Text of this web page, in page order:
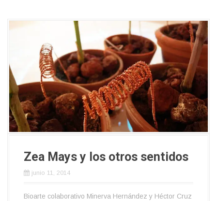
Zea Mays y los otros sentidos
junio 11, 2014
Bioarte colaborativo Minerva Hernández y Héctor Cruz